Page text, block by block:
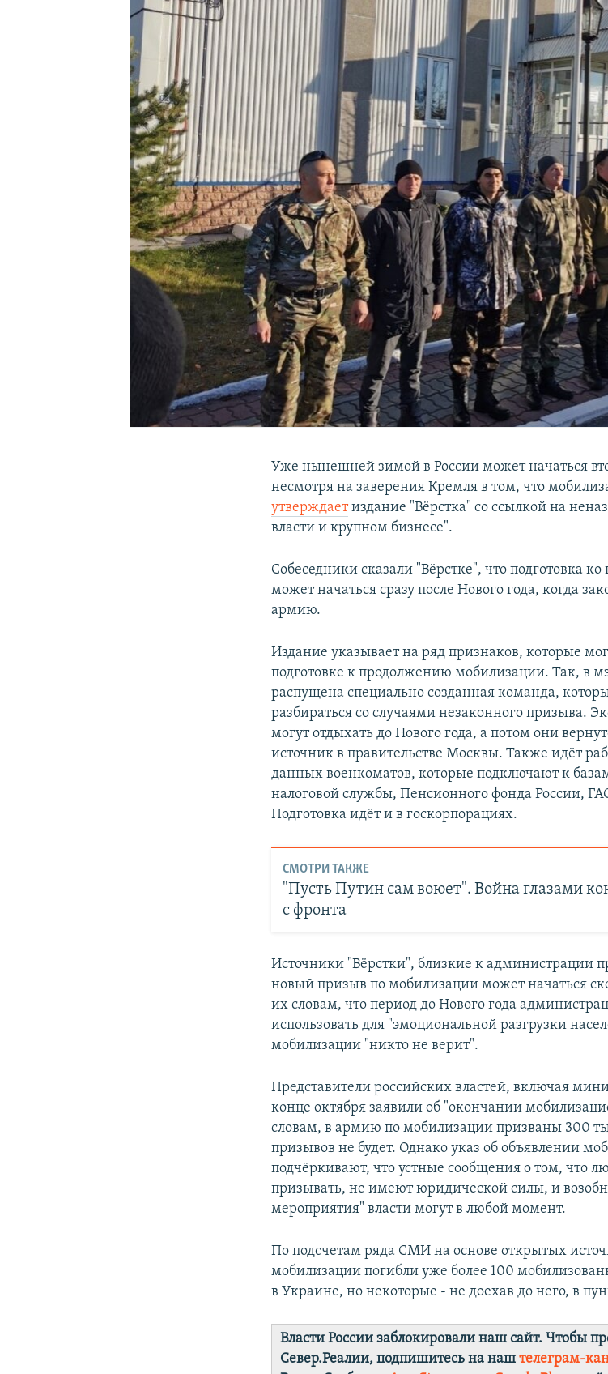
ПОДПИШИТЕСЬ НА РАССЫЛКУ
Уже нынешней зимой в России может начаться
несмотря на заверения Кремля в том, что
утверждаетиздание "Вёрстка" со ссылкой на
власти и крупном бизнесе".
Собеседники сказали "Вёрстке", что подготовка
может начаться сразу после Нового года, когда
армию.
Издание указывает на ряд признаков, которые
подготовке к продолжению мобилизации. Так, в
распущена специально созданная команда,
разбираться со случаями незаконного призыва.
могут отдыхать до Нового года, а потом они
источник в правительстве Москвы. Также идёт
данных военкоматов, которые подключают к
налоговой службы, Пенсионного фонда России,
Подготовка идёт и в госкорпорациях.
СМОТРИ ТАКЖЕ
"Пусть Путин сам воюет". Война глазами
с фронта
Источники "Вёрстки", близкие к администрации
новый призыв по мобилизации может начаться
их словам, что период до Нового года
использовать для "эмоциональной разгрузки
мобилизации "никто не верит".
Представители российских властей, включая
конце октября заявили об "окончании
словам, в армию по мобилизации призваны 300
призывов не будет. Однако указ об объявлении
подчёркивают, что устные сообщения о том, что
призывать, не имеют юридической силы, и
мероприятия" власти могут в любой момент.
По подсчетам ряда СМИ на основе открытых
мобилизации погибли уже более 100
в Украине, но некоторые - не доехав до него, в
Власти России заблокировали наш сайт. Чтобы
Север.Реалии, подпишитесь на наштелеграм-